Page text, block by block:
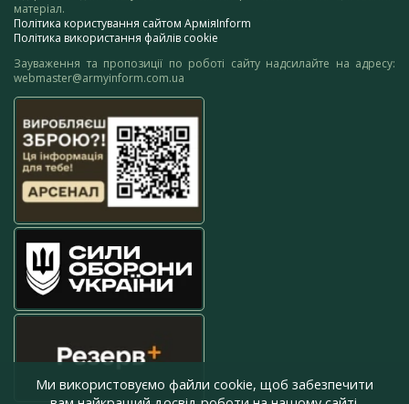
матеріал.
Політика користування сайтом АрміяInform
Політика використання файлів cookie
Зауваження та пропозиції по роботі сайту надсилайте на адресу:
webmaster@armyinform.com.ua
Ми використовуємо файли cookie, щоб забезпечити